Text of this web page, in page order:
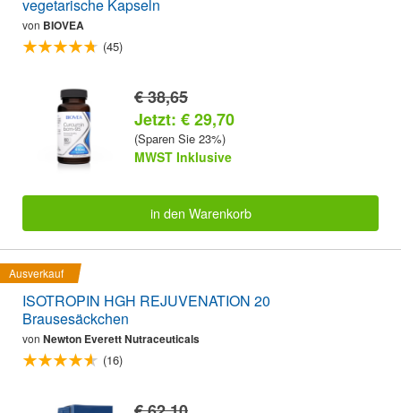
vegetarische Kapseln
von BIOVEA
(45)
€ 38,65
Jetzt: € 29,70
(Sparen Sie 23%)
MWST Inklusive
in den Warenkorb
Ausverkauf
ISOTROPIN HGH REJUVENATION 20
Brausesäckchen
von Newton Everett Nutraceuticals
(16)